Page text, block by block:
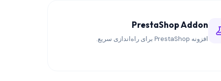
PrestaShop Addon
افزونه PrestaShop برای راه‌اندازی سریع.